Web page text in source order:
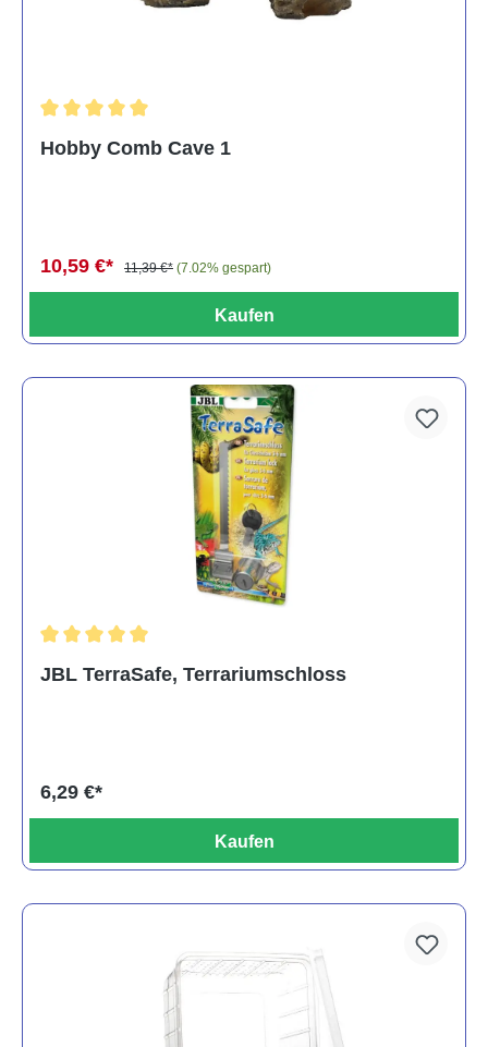
Hobby Comb Cave 1
10,59 €* 11,39 €* (7.02% gespart)
Kaufen
JBL TerraSafe, Terrariumschloss
6,29 €*
Kaufen